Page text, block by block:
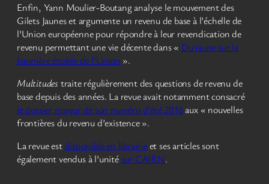
Enfin, Yann Moulier-Boutang analyse le mouvement des
Gilets Jaunes et argumente un revenu de base à l’échelle de
l’Union européenne pour répondre à leur revendication de
revenu permettant une vie décente dans « Du jaune sur la
bannière étoilée de l’Union ».
Multitudes traite régulièrement des questions de revenu de
base depuis des années. La revue avait notamment consacré
le dossier majeur de son numéro d’été 2016aux « nouvelles
frontières du revenu d’existence ».
La revue estdisponible en librairieet ses articles sont
également vendus à l’unitésur CAIRN.